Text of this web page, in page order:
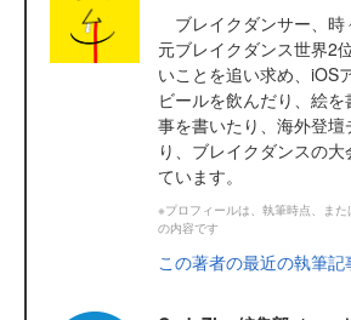
ブレイクダンサー、時
元ブレイクダンス世界2
いことを追い求め、iOS
ビールを飲んだり、絵
事を書いたり、海外登壇
り、ブレイクダンスの
ています。
※プロフィールは、執筆時点、ま
の内容です
この著者の最近の執筆記